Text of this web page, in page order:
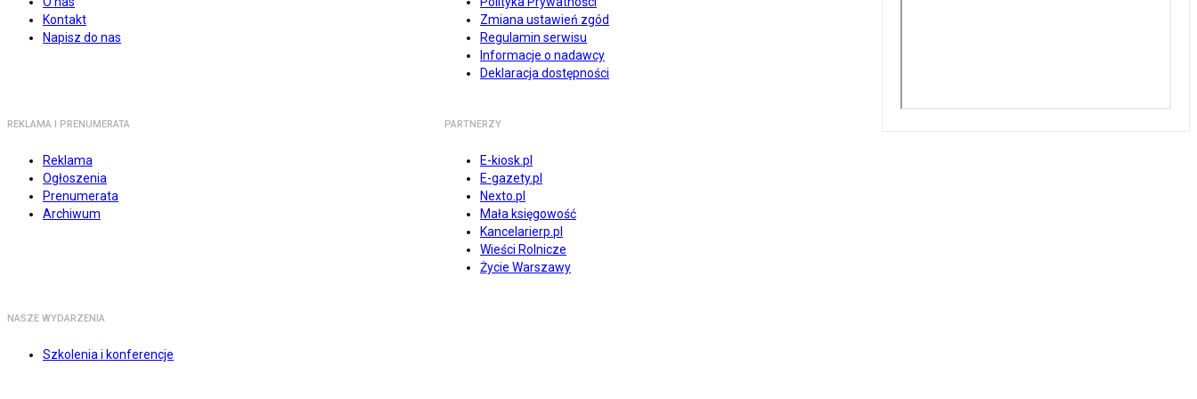
Kontakt
Napisz do nas
Zmiana ustawień zgód
Regulamin serwisu
Informacje o nadawcy
Deklaracja dostępności
REKLAMA I PRENUMERATA
Reklama
Ogłoszenia
Prenumerata
Archiwum
PARTNERZY
E-kiosk.pl
E-gazety.pl
Nexto.pl
Mała księgowość
Kancelarierp.pl
Wieści Rolnicze
Życie Warszawy
NASZE WYDARZENIA
Szkolenia i konferencje